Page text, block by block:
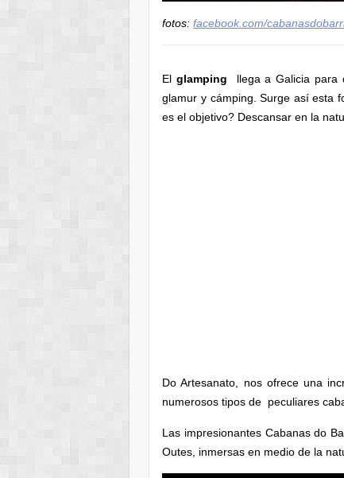
fotos:facebook.com/
Elglamping llega a Galicia para
glamur y cámping. Surge así esta
es el objetivo? Descansar en la
Do Artesanato, nos ofrece una
numerosos tipos de peculiares
Las impresionantes Cabanas do
Outes, inmersas en medio de la